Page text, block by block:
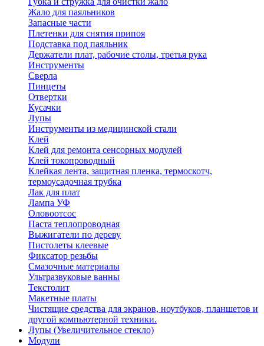
Жало для паяльников
Запасные части
Плетенки для снятия припоя
Подставка под паяльник
Держатели плат, рабочие столы, третья рука
Инструменты
Сверла
Пинцеты
Отвертки
Кусачки
Лупы
Инструменты из медицинской стали
Клей
Клей для ремонта сенсорных модулей
Клей токопроводный
Клейкая лента, защитная пленка, термоскотч,
термоусадочная трубка
Лак для плат
Лампа УФ
Оловоотсос
Паста теплопроводная
Выжигатели по дереву
Пистолеты клеевые
Фиксатор резьбы
Смазочные материалы
Ультразвуковые ванны
Текстолит
Макетные платы
Чистящие средства для экранов, ноутбуков, планшетов и
другой компьютерной техники.
Лупы (Увеличительное стекло)
Модули